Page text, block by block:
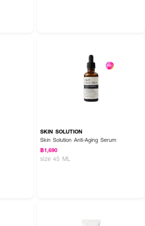
SKIN SOLUTION
Skin Solution Anti-Aging Serum
฿1,690
size 45 ML